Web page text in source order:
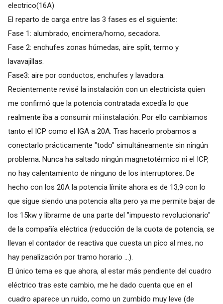
electrico(16A)
El reparto de carga entre las 3 fases es el siguiente:
Fase 1: alumbrado, encimera/horno, secadora.
Fase 2: enchufes zonas húmedas, aire split, termo y
lavavajillas.
Fase3: aire por conductos, enchufes y lavadora.
Recientemente revisé la instalación con un electricista quien
me confirmó que la potencia contratada excedía lo que
realmente iba a consumir mi instalación. Por ello cambiamos
tanto el ICP como el IGA a 20A. Tras hacerlo probamos a
conectarlo prácticamente "todo" simultáneamente sin ningún
problema. Nunca ha saltado ningún magnetotérmico ni el ICP,
no hay calentamiento de ninguno de los interruptores. De
hecho con los 20A la potencia límite ahora es de 13,9 con lo
que sigue siendo una potencia alta pero ya me permite bajar de
los 15kw y librarme de una parte del "impuesto revolucionario"
de la compañía eléctrica (reducción de la cuota de potencia, se
llevan el contador de reactiva que cuesta un pico al mes, no
hay penalización por tramo horario ...).
El único tema es que ahora, al estar más pendiente del cuadro
eléctrico tras este cambio, me he dado cuenta que en el
cuadro aparece un ruido, como un zumbido muy leve (de